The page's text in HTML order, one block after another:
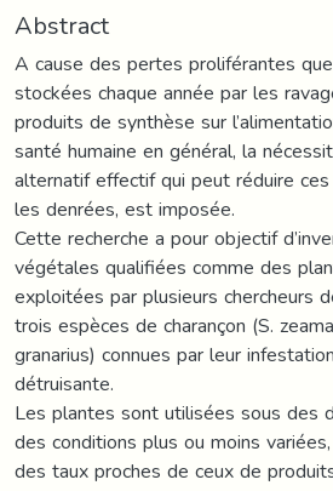
Abstract
A cause des pertes proliférantes
stockées chaque année par les
produits de synthèse sur
santé humaine en général, la
alternatif effectif qui peut réduire
les denrées, est imposée.
Cette recherche a pour objectif
végétales qualifiées comme des
exploitées par plusieurs chercheurs
trois espèces de charançon (S.
granarius) connues par leur
détruisante.
Les plantes sont utilisées sous des
des conditions plus ou moins
des taux proches de ceux de